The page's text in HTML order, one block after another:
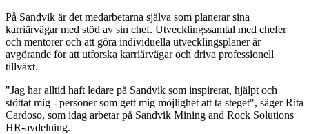
På Sandvik är det medarbetarna själva som planerar sina
karriärvägar med stöd av sin chef. Utvecklingssamtal med chefer
och mentorer och att göra individuella utvecklingsplaner är
avgörande för att utforska karriärvägar och driva professionell
tillväxt.
"Jag har alltid haft ledare på Sandvik som inspirerat, hjälpt och
stöttat mig - personer som gett mig möjlighet att ta steget", säger Rita
Cardoso, som idag arbetar på Sandvik Mining and Rock Solutions
HR-avdelning.